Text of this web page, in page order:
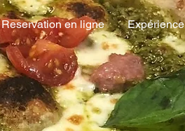
Reservation en ligne Expérience